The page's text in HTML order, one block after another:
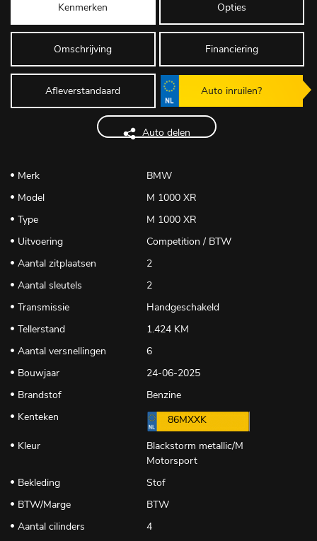
Kenmerken Opties
Omschrijving Financiering
Afleverstandaard Auto inruilen?
Auto delen
Merk
BMW
Model
M 1000 XR
Type
M 1000 XR
Uitvoering
Competition / BTW
Aantal zitplaatsen
2
Aantal sleutels
2
Transmissie
Handgeschakeld
Tellerstand
1.424 KM
Aantal versnellingen
6
Bouwjaar
24-06-2025
Brandstof
Benzine
Kenteken
86MXXK
Kleur
Blackstorm metallic/M
Motorsport
Bekleding
Stof
BTW/Marge
BTW
Aantal cilinders
4